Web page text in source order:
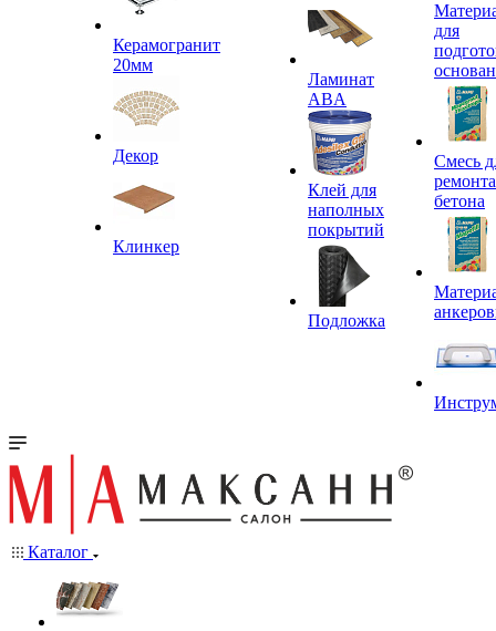
Керамогранит
20мм
Декор
Клинкер
Ламинат
ABA
Клей для
наполных
покрытий
Подложка
для
Смесь
ремонта
бетона
Каталог